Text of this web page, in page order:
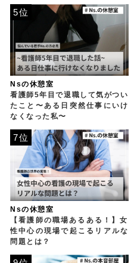
Nsの休憩室
看護師5年目で退職して気がつい
たこと〜ある日突然仕事にいけ
なくなった私〜
5位
Nsの休憩室
【看護師の職場あるある！】女
性中心の現場で起こるリアルな
問題とは？
7位